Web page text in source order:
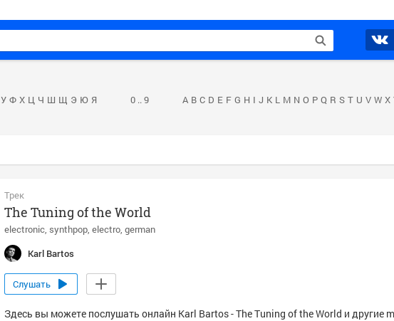
У Ф Х Ц Ч Ш Щ Э Ю Я 0 .. 9 A B C D E F G H I J K L M N O P Q R S T U V W X
Трек
The Tuning of the World
electronic synthpop electro german
Karl Bartos
Слушать
Здесь вы можете послушать онлайн Karl Bartos - The Tuning of the World и другие